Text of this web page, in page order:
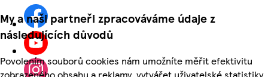
My a naši partneři zpracováváme údaje z
následujících důvodů
Povolením souborů cookies nám umožníte měřit efektivitu